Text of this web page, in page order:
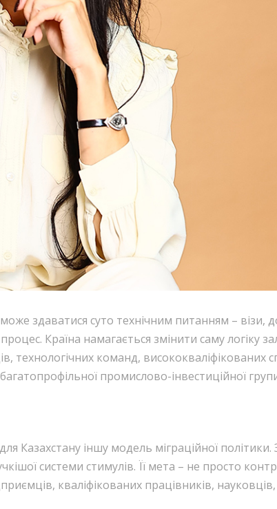
здаватися суто технічним питанням – візи,
Країна намагається змінити саму логіку
технологічних команд, висококваліфікованих
промислово-інвестиційної
Казахстану іншу модель міграційної політики.
системи стимулів. Її мета – не просто
кваліфікованих працівників,